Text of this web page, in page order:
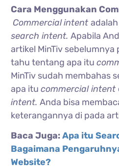
Cara Menggunakan
Commercialintent
search intent.Apabila
artikel MinTiv
tahu tentang apa itu
MinTiv sudah membahas
apa itucommercial intent
intent.Anda bisa
keterangannya di pada
Baca Juga:Apa itu
Bagaimana
Website?